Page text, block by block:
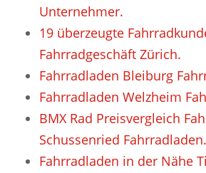
Unternehmer.
19 überzeugte
Fahrradgeschäft Zürich.
Fahrradladen Bleiburg
Fahrradladen Welzheim
BMX Rad Preisvergleich
Schussenried Fahrradladen.
Fahrradladen in der Nähe